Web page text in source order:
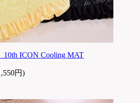
10th ICON Cooling MAT
円)